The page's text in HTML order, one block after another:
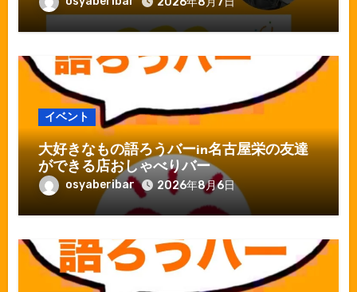
イベント
大好きなもの語ろうバーin名古屋栄の友達
ができる店おしゃべりバー
osyaberibar 2026年8月6日